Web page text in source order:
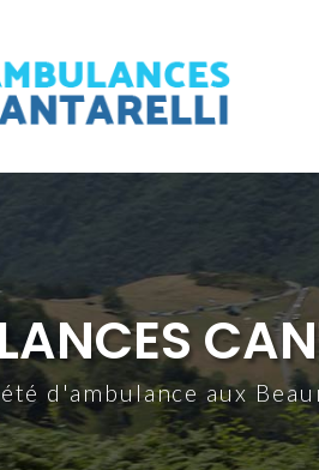
d'ambulance aux